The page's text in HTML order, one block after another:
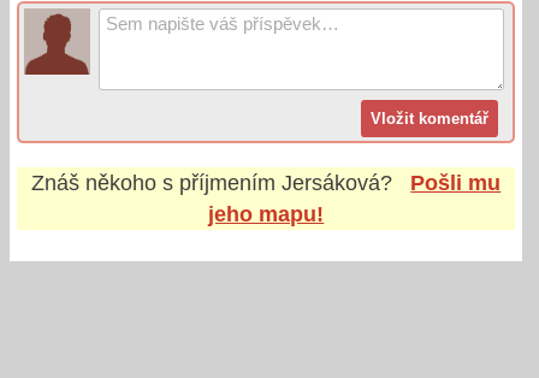
Znáš někoho s příjmenímJersáková?
Pošli mu
jeho mapu!